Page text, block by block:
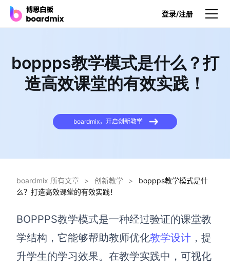
登录/注册
产品
博思白板
博思白板SDK
博思白板离线版
博思设计
一体化产品设计工具
boppps教学模式是什么？打
造高效课堂的有效实践！
boardmix，开启创新教学
boardmix 所有文章 > 创新教学 >
boppps教学模式是什
么？打造高效课堂的有效实践！
BOPPPS教学模式是一种经过验证的课堂教
学结构，它能够帮助教师优化教学设计 ，提
升学生的学习效果。在教学实践中，可视化